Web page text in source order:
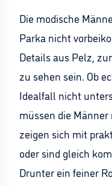
Die modische
Parka nicht
Details aus Pelz,
zu sehen sein. Ob
Idealfall nicht
müssen die
zeigen sich mit
oder sind gleich
Drunter ein feiner